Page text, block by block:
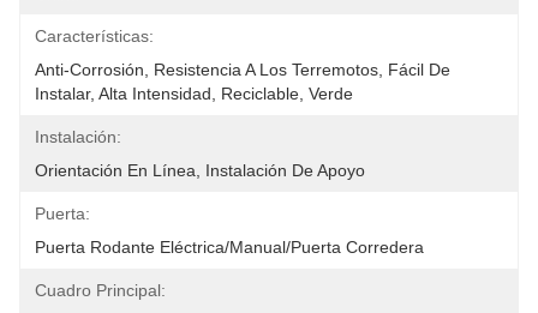
Características:
Anti-Corrosión, Resistencia A Los Terremotos, Fácil De
Instalar, Alta Intensidad, Reciclable, Verde
Instalación:
Orientación En Línea, Instalación De Apoyo
Puerta:
Puerta Rodante Eléctrica/manual/puerta Corredera
Cuadro Principal: